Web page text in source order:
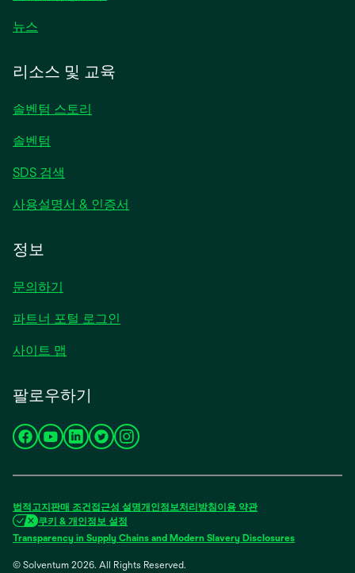
뉴스
에
서
열
림
리소스 및 교육
솔벤텀 스토리
솔벤텀
SDS 검색
사용설명서 & 인증서
정보
문의하기
파트너 포털 로그인
사이트 맵
팔로우하기
새
서
열
림
새
서
열
림
새
서
열
림
새
서
열
림
새
서
열
림
법적고지판매 조건접근성 설명개인정보처리방침이용 약관
쿠키 & 개인정보 설정
Transparency in Supply Chains and Modern Slavery Disclosures
© Solventum 2026. All Rights Reserved.